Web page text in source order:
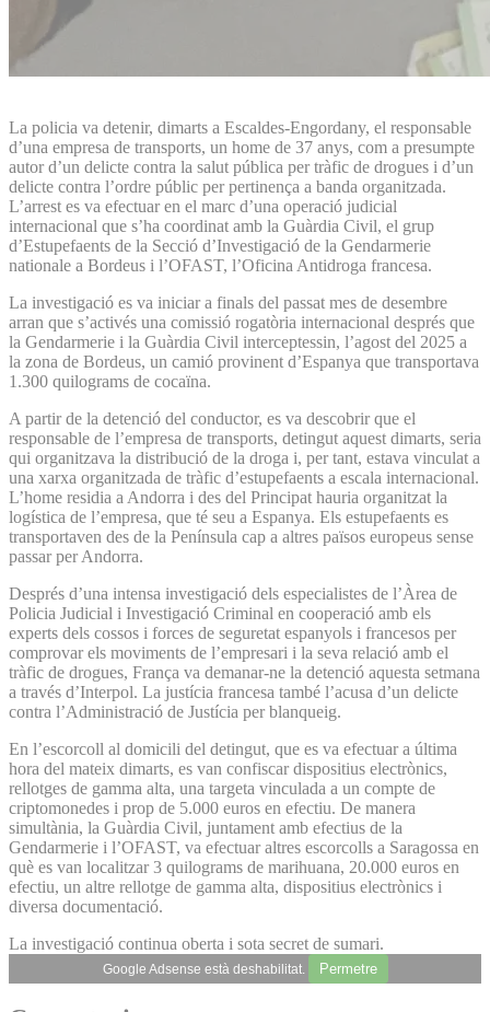
La policia va detenir, dimarts a Escaldes-Engordany, el responsable
d’una empresa de transports, un home de 37 anys, com a presumpte
autor d’un delicte contra la salut pública per tràfic de drogues i d’un
delicte contra l’ordre públic per pertinença a banda organitzada.
L’arrest es va efectuar en el marc d’una operació judicial
internacional que s’ha coordinat amb la Guàrdia Civil, el grup
d’Estupefaents de la Secció d’Investigació de la Gendarmerie
nationale a Bordeus i l’OFAST, l’Oficina Antidroga francesa.
La investigació es va iniciar a finals del passat mes de desembre
arran que s’activés una comissió rogatòria internacional després que
la Gendarmerie i la Guàrdia Civil interceptessin, l’agost del 2025 a
la zona de Bordeus, un camió provinent d’Espanya que transportava
1.300 quilograms de cocaïna.
A partir de la detenció del conductor, es va descobrir que el
responsable de l’empresa de transports, detingut aquest dimarts, seria
qui organitzava la distribució de la droga i, per tant, estava vinculat a
una xarxa organitzada de tràfic d’estupefaents a escala internacional.
L’home residia a Andorra i des del Principat hauria organitzat la
logística de l’empresa, que té seu a Espanya. Els estupefaents es
transportaven des de la Península cap a altres països europeus sense
passar per Andorra.
Després d’una intensa investigació dels especialistes de l’Àrea de
Policia Judicial i Investigació Criminal en cooperació amb els
experts dels cossos i forces de seguretat espanyols i francesos per
comprovar els moviments de l’empresari i la seva relació amb el
tràfic de drogues, França va demanar-ne la detenció aquesta setmana
a través d’Interpol. La justícia francesa també l’acusa d’un delicte
contra l’Administració de Justícia per blanqueig.
En l’escorcoll al domicili del detingut, que es va efectuar a última
hora del mateix dimarts, es van confiscar dispositius electrònics,
rellotges de gamma alta, una targeta vinculada a un compte de
criptomonedes i prop de 5.000 euros en efectiu. De manera
simultània, la Guàrdia Civil, juntament amb efectius de la
Gendarmerie i l’OFAST, va efectuar altres escorcolls a Saragossa en
què es van localitzar 3 quilograms de marihuana, 20.000 euros en
efectiu, un altre rellotge de gamma alta, dispositius electrònics i
diversa documentació.
La investigació continua oberta i sota secret de sumari.
Google Adsense està deshabilitat. Permetre